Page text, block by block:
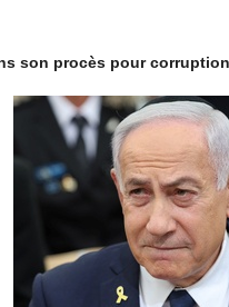
son procès pour corruption